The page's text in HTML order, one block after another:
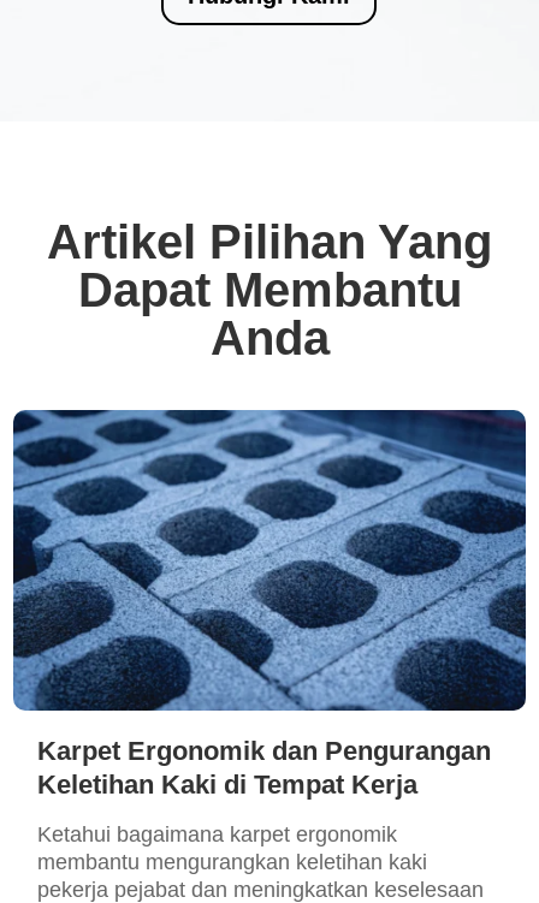
Artikel Pilihan Yang
Dapat Membantu
Anda
Karpet Ergonomik dan Pengurangan
Keletihan Kaki di Tempat Kerja
Ketahui bagaimana karpet ergonomik
membantu mengurangkan keletihan kaki
pekerja pejabat dan meningkatkan keselesaan